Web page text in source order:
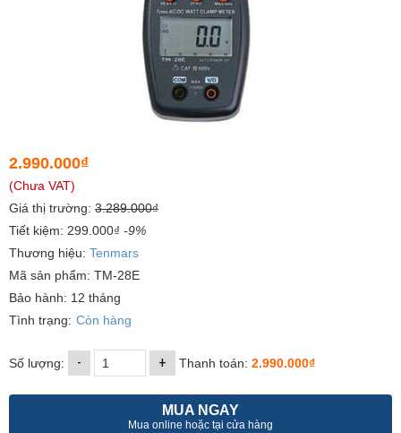
2.990.000₫
(Chưa VAT)
Giá thị trường: 3.289.000₫
Tiết kiệm: 299.000₫ -9%
Thương hiệu: Tenmars
Mã sản phẩm: TM-28E
Bảo hành: 12 tháng
Tình trạng: Còn hàng
Số lượng: - + Thanh toán: 2.990.000₫
MUA NGAY
Mua online hoặc tại cửa hàng